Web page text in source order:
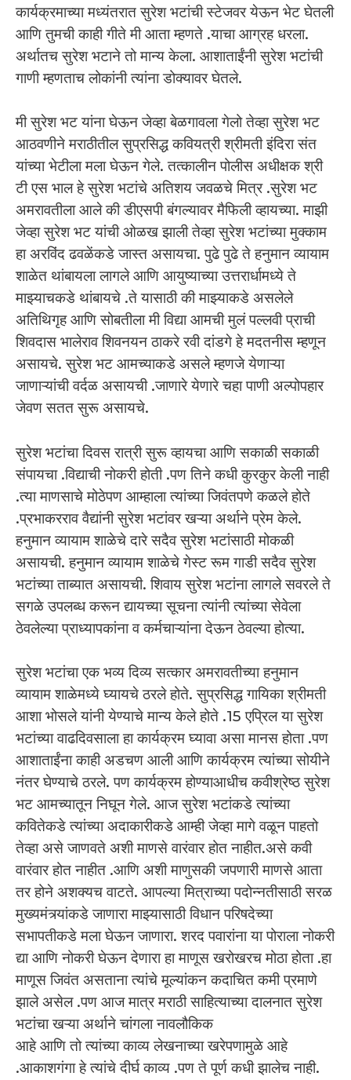
कार्यक्रमाच्या मध्यंतरात सुरेश भटांची स्टेजवर येऊन भेट घेतली
आणि तुमची काही गीते मी आता म्हणते .याचा आग्रह धरला.
अर्थातच सुरेश भटाने तो मान्य केला. आशाताईंनी सुरेश भटांची
गाणी म्हणताच लोकांनी त्यांना डोक्यावर घेतले.
मी सुरेश भट यांना घेऊन जेव्हा बेळगावला गेलो तेव्हा सुरेश भट
आठवणीने मराठीतील सुप्रसिद्ध कवियत्री श्रीमती इंदिरा संत
यांच्या भेटीला मला घेऊन गेले. तत्कालीन पोलीस अधीक्षक श्री
टी एस भाल हे सुरेश भटांचे अतिशय जवळचे मित्र .सुरेश भट
अमरावतीला आले की डीएसपी बंगल्यावर मैफिली व्हायच्या. माझी
जेव्हा सुरेश भट यांची ओळख झाली तेव्हा सुरेश भटांच्या मुक्काम
हा अरविंद ढवळेंकडे जास्त असायचा. पुढे पुढे ते हनुमान व्यायाम
शाळेत थांबायला लागले आणि आयुष्याच्या उत्तरार्धामध्ये ते
माझ्याचकडे थांबायचे .ते यासाठी की माझ्याकडे असलेले
अतिथिगृह आणि सोबतीला मी विद्या आमची मुलं पल्लवी प्राची
शिवदास भालेराव शिवनयन ठाकरे रवी दांडगे हे मदतनीस म्हणून
असायचे. सुरेश भट आमच्याकडे असले म्हणजे येणाऱ्या
जाणाऱ्यांची वर्दळ असायची .जाणारे येणारे चहा पाणी अल्पोपहार
जेवण सतत सुरू असायचे.
सुरेश भटांचा दिवस रात्री सुरू व्हायचा आणि सकाळी सकाळी
संपायचा .विद्याची नोकरी होती .पण तिने कधी कुरकुर केली नाही
.त्या माणसाचे मोठेपण आम्हाला त्यांच्या जिवंतपणे कळले होते
.प्रभाकरराव वैद्यांनी सुरेश भटांवर खऱ्या अर्थाने प्रेम केले.
हनुमान व्यायाम शाळेचे दारे सदैव सुरेश भटांसाठी मोकळी
असायची. हनुमान व्यायाम शाळेचे गेस्ट रूम गाडी सदैव सुरेश
भटांच्या ताब्यात असायची. शिवाय सुरेश भटांना लागले सवरले ते
सगळे उपलब्ध करून द्यायच्या सूचना त्यांनी त्यांच्या सेवेला
ठेवलेल्या प्राध्यापकांना व कर्मचाऱ्यांना देऊन ठेवल्या होत्या.
सुरेश भटांचा एक भव्य दिव्य सत्कार अमरावतीच्या हनुमान
व्यायाम शाळेमध्ये घ्यायचे ठरले होते. सुप्रसिद्ध गायिका श्रीमती
आशा भोसले यांनी येण्याचे मान्य केले होते .15 एप्रिल या सुरेश
भटांच्या वाढदिवसाला हा कार्यक्रम घ्यावा असा मानस होता .पण
आशाताईंना काही अडचण आली आणि कार्यक्रम त्यांच्या सोयीने
नंतर घेण्याचे ठरले. पण कार्यक्रम होण्याआधीच कवीश्रेष्ठ सुरेश
भट आमच्यातून निघून गेले. आज सुरेश भटांकडे त्यांच्या
कवितेकडे त्यांच्या अदाकारीकडे आम्ही जेव्हा मागे वळून पाहतो
तेव्हा असे जाणवते अशी माणसे वारंवार होत नाहीत.असे कवी
वारंवार होत नाहीत .आणि अशी माणुसकी जपणारी माणसे आता
तर होने अशक्यच वाटते. आपल्या मित्राच्या पदोन्नतीसाठी सरळ
मुख्यमंत्र्यांकडे जाणारा माझ्यासाठी विधान परिषदेच्या
सभापतीकडे मला घेऊन जाणारा. शरद पवारांना या पोराला नोकरी
द्या आणि नोकरी घेऊन देणारा हा माणूस खरोखरच मोठा होता .हा
माणूस जिवंत असताना त्यांचे मूल्यांकन कदाचित कमी प्रमाणे
झाले असेल .पण आज मात्र मराठी साहित्याच्या दालनात सुरेश
भटांचा खऱ्या अर्थाने चांगला नावलौकिक
आहे आणि तो त्यांच्या काव्य लेखनाच्या खरेपणामुळे आहे
.आकाशगंगा हे त्यांचे दीर्घ काव्य .पण ते पूर्ण कधी झालेच नाही.